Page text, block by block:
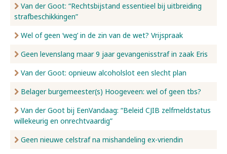
Van der Goot: “Rechtsbijstand essentieel bij uitbreiding
strafbeschikkingen”
Wel of geen ‘weg’ in de zin van de wet? Vrijspraak
Geen levenslang maar 9 jaar gevangenisstraf in zaak Eris
Van der Goot: opnieuw alcoholslot een slecht plan
Belager burgemeester(s) Hoogeveen: wel of geen tbs?
Van der Goot bij EenVandaag: “Beleid CJIB zelfmeldstatus
willekeurig en onrechtvaardig”
Geen nieuwe celstraf na mishandeling ex-vriendin